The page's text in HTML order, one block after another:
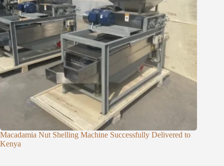
Macadamia Nut Shelling Machine Successfully Delivered to
Kenya